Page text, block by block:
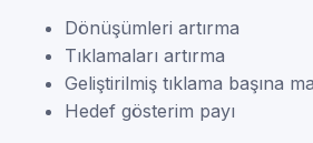
Dönüşümleri artırma
Tıklamaları artırma
Geliştirilmiş tıklama başına
Hedef gösterim payı